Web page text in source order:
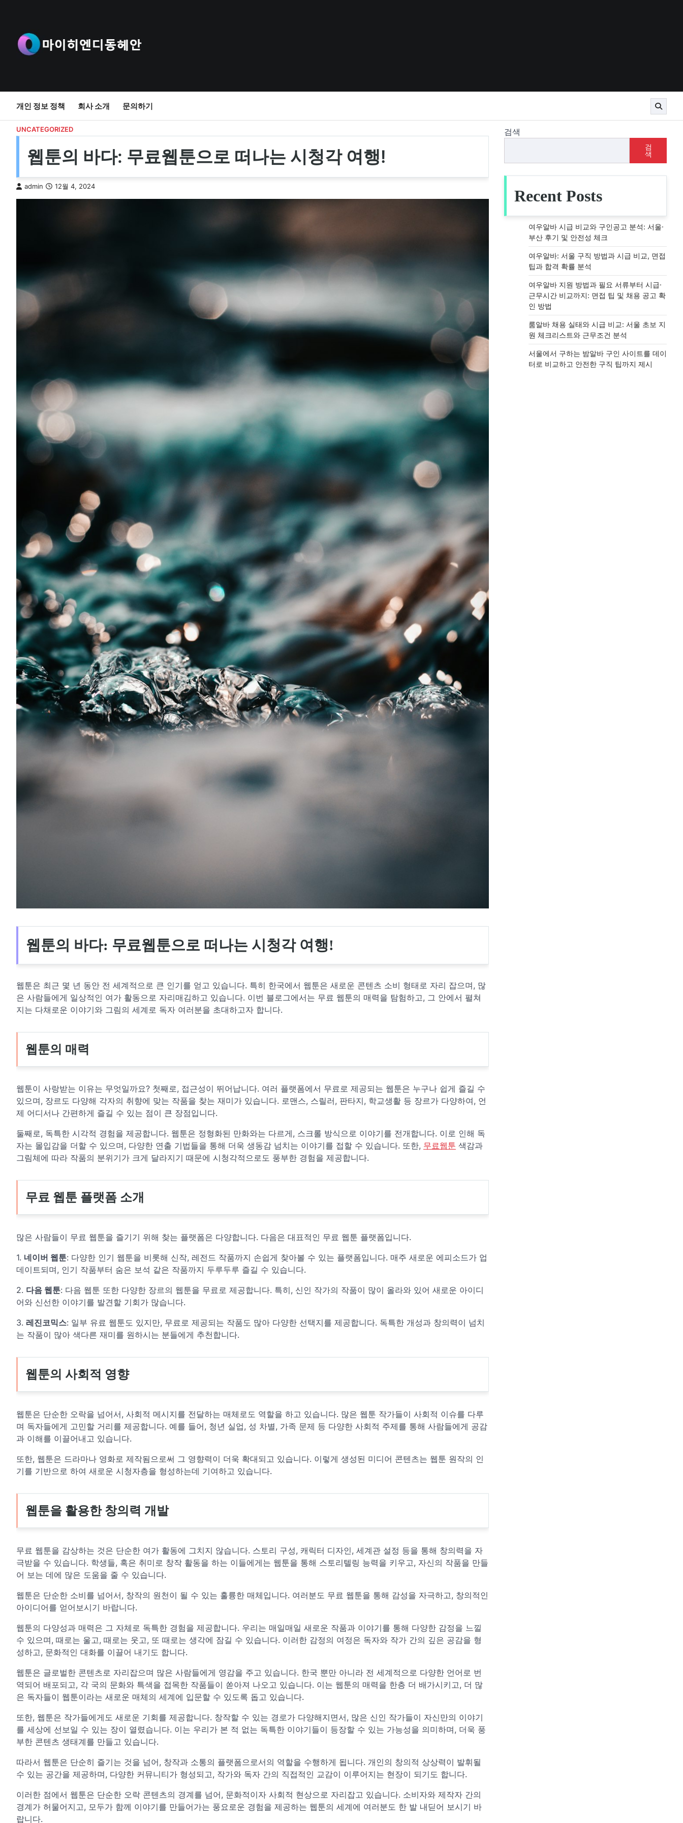
content
개인 정보 정책 회사 소개 문의하기
UNCATEGORIZED
웹툰의 바다: 무료웹툰으로 떠나는 시청각 여행!
admin 12월 4, 2024
웹툰의 바다: 무료웹툰으로 떠나는 시청각 여행!
웹툰은 최근 몇 년 동안 전 세계적으로 큰 인기를 얻고 있습니다. 특히 한국에서 웹툰은 새로운 콘텐츠 소비 형태로 자리 잡으며, 많
은 사람들에게 일상적인 여가 활동으로 자리매김하고 있습니다. 이번 블로그에서는 무료 웹툰의 매력을 탐험하고, 그 안에서 펼쳐
지는 다채로운 이야기와 그림의 세계로 독자 여러분을 초대하고자 합니다.
웹툰의 매력
웹툰이 사랑받는 이유는 무엇일까요? 첫째로, 접근성이 뛰어납니다. 여러 플랫폼에서 무료로 제공되는 웹툰은 누구나 쉽게 즐길 수
있으며, 장르도 다양해 각자의 취향에 맞는 작품을 찾는 재미가 있습니다. 로맨스, 스릴러, 판타지, 학교생활 등 장르가 다양하여, 언
제 어디서나 간편하게 즐길 수 있는 점이 큰 장점입니다.
둘째로, 독특한 시각적 경험을 제공합니다. 웹툰은 정형화된 만화와는 다르게, 스크롤 방식으로 이야기를 전개합니다. 이로 인해 독
자는 몰입감을 더할 수 있으며, 다양한 연출 기법들을 통해 더욱 생동감 넘치는 이야기를 접할 수 있습니다. 또한, 무료웹툰 색감과
그림체에 따라 작품의 분위기가 크게 달라지기 때문에 시청각적으로도 풍부한 경험을 제공합니다.
무료 웹툰 플랫폼 소개
많은 사람들이 무료 웹툰을 즐기기 위해 찾는 플랫폼은 다양합니다. 다음은 대표적인 무료 웹툰 플랫폼입니다.
1. 네이버 웹툰: 다양한 인기 웹툰을 비롯해 신작, 레전드 작품까지 손쉽게 찾아볼 수 있는 플랫폼입니다. 매주 새로운 에피소드가 업
데이트되며, 인기 작품부터 숨은 보석 같은 작품까지 두루두루 즐길 수 있습니다.
2. 다음 웹툰: 다음 웹툰 또한 다양한 장르의 웹툰을 무료로 제공합니다. 특히, 신인 작가의 작품이 많이 올라와 있어 새로운 아이디
어와 신선한 이야기를 발견할 기회가 많습니다.
3. 레진코믹스: 일부 유료 웹툰도 있지만, 무료로 제공되는 작품도 많아 다양한 선택지를 제공합니다. 독특한 개성과 창의력이 넘치
는 작품이 많아 색다른 재미를 원하시는 분들에게 추천합니다.
웹툰의 사회적 영향
웹툰은 단순한 오락을 넘어서, 사회적 메시지를 전달하는 매체로도 역할을 하고 있습니다. 많은 웹툰 작가들이 사회적 이슈를 다루
며 독자들에게 고민할 거리를 제공합니다. 예를 들어, 청년 실업, 성 차별, 가족 문제 등 다양한 사회적 주제를 통해 사람들에게 공감
과 이해를 이끌어내고 있습니다.
또한, 웹툰은 드라마나 영화로 제작됨으로써 그 영향력이 더욱 확대되고 있습니다. 이렇게 생성된 미디어 콘텐츠는 웹툰 원작의 인
기를 기반으로 하여 새로운 시청자층을 형성하는데 기여하고 있습니다.
웹툰을 활용한 창의력 개발
무료 웹툰을 감상하는 것은 단순한 여가 활동에 그치지 않습니다. 스토리 구성, 캐릭터 디자인, 세계관 설정 등을 통해 창의력을 자
극받을 수 있습니다. 학생들, 혹은 취미로 창작 활동을 하는 이들에게는 웹툰을 통해 스토리텔링 능력을 키우고, 자신의 작품을 만들
어 보는 데에 많은 도움을 줄 수 있습니다.
웹툰은 단순한 소비를 넘어서, 창작의 원천이 될 수 있는 훌륭한 매체입니다. 여러분도 무료 웹툰을 통해 감성을 자극하고, 창의적인
아이디어를 얻어보시기 바랍니다.
웹툰의 다양성과 매력은 그 자체로 독특한 경험을 제공합니다. 우리는 매일매일 새로운 작품과 이야기를 통해 다양한 감정을 느낄
수 있으며, 때로는 울고, 때로는 웃고, 또 때로는 생각에 잠길 수 있습니다. 이러한 감정의 여정은 독자와 작가 간의 깊은 공감을 형
성하고, 문화적인 대화를 이끌어 내기도 합니다.
웹툰은 글로벌한 콘텐츠로 자리잡으며 많은 사람들에게 영감을 주고 있습니다. 한국 뿐만 아니라 전 세계적으로 다양한 언어로 번
역되어 배포되고, 각 국의 문화와 특색을 접목한 작품들이 쏟아져 나오고 있습니다. 이는 웹툰의 매력을 한층 더 배가시키고, 더 많
은 독자들이 웹툰이라는 새로운 매체의 세계에 입문할 수 있도록 돕고 있습니다.
또한, 웹툰은 작가들에게도 새로운 기회를 제공합니다. 창작할 수 있는 경로가 다양해지면서, 많은 신인 작가들이 자신만의 이야기
를 세상에 선보일 수 있는 장이 열렸습니다. 이는 우리가 본 적 없는 독특한 이야기들이 등장할 수 있는 가능성을 의미하며, 더욱 풍
부한 콘텐츠 생태계를 만들고 있습니다.
따라서 웹툰은 단순히 즐기는 것을 넘어, 창작과 소통의 플랫폼으로서의 역할을 수행하게 됩니다. 개인의 창의적 상상력이 발휘될
수 있는 공간을 제공하며, 다양한 커뮤니티가 형성되고, 작가와 독자 간의 직접적인 교감이 이루어지는 현장이 되기도 합니다.
이러한 점에서 웹툰은 단순한 오락 콘텐츠의 경계를 넘어, 문화적이자 사회적 현상으로 자리잡고 있습니다. 소비자와 제작자 간의
경계가 허물어지고, 모두가 함께 이야기를 만들어가는 풍요로운 경험을 제공하는 웹툰의 세계에 여러분도 한 발 내딛어 보시기 바
랍니다.
검색
검
색
Recent Posts
여우알바 시급 비교와 구인공고 분석: 서울·
부산 후기 및 안전성 체크
여우알바: 서울 구직 방법과 시급 비교, 면접
팁과 합격 확률 분석
여우알바 지원 방법과 필요 서류부터 시급·
근무시간 비교까지: 면접 팁 및 채용 공고 확
인 방법
룸알바 채용 실태와 시급 비교: 서울 초보 지
원 체크리스트와 근무조건 분석
서울에서 구하는 밤알바 구인 사이트를 데이
터로 비교하고 안전한 구직 팁까지 제시